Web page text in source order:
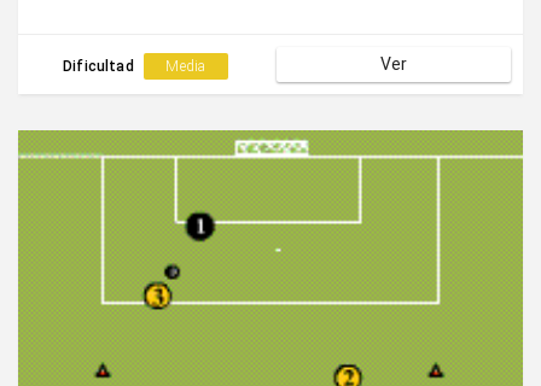
Dificultad Media Ver